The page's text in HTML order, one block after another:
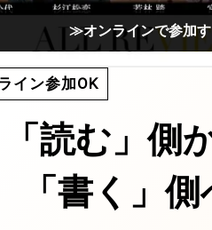
≫オンラインで参加
イン参加OK
「読む」側
「書く」